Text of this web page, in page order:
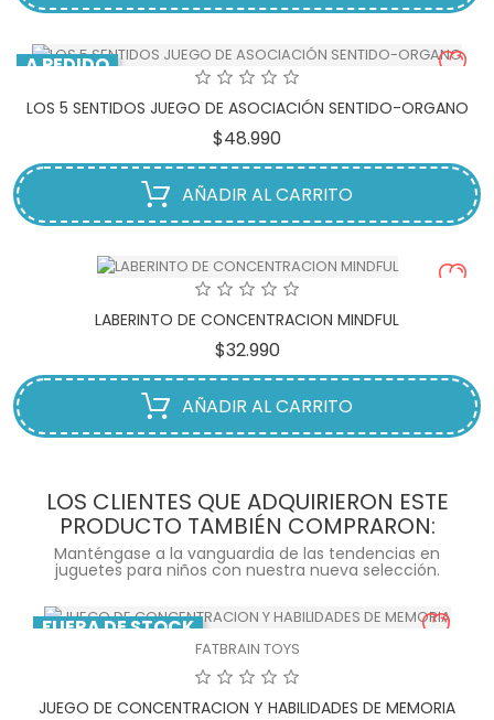
A PEDIDO
LOS 5 SENTIDOS JUEGO DE ASOCIACIÓN SENTIDO-ORGANO
$48.990
AÑADIR AL CARRITO
LABERINTO DE CONCENTRACION MINDFUL
$32.990Precio
AÑADIR AL CARRITO
LOS CLIENTES QUE ADQUIRIERON ESTE
PRODUCTO TAMBIÉN COMPRARON:
Manténgase a la vanguardia de las tendencias en
juguetes para niños con nuestra nueva selección.
FUERA DE STOCK
FATBRAIN TOYS
JUEGO DE CONCENTRACION Y HABILIDADES DE MEMORIA